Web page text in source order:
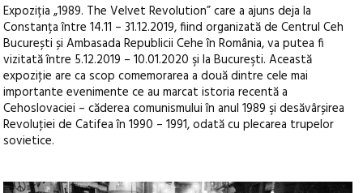
Expoziția „1989. The Velvet Revolution” care a ajuns deja la
Constanța între 14.11 – 31.12.2019, fiind organizată de Centrul Ceh
București și Ambasada Republicii Cehe în România, va putea fi
vizitată între 5.12.2019 – 10.01.2020 şi la Bucureşti. Această
expoziţie are ca scop comemorarea a două dintre cele mai
importante evenimente ce au marcat istoria recentă a
Cehoslovaciei – căderea comunismului în anul 1989 şi desăvârșirea
Revoluţiei de Catifea în 1990 – 1991, odată cu plecarea trupelor
sovietice.